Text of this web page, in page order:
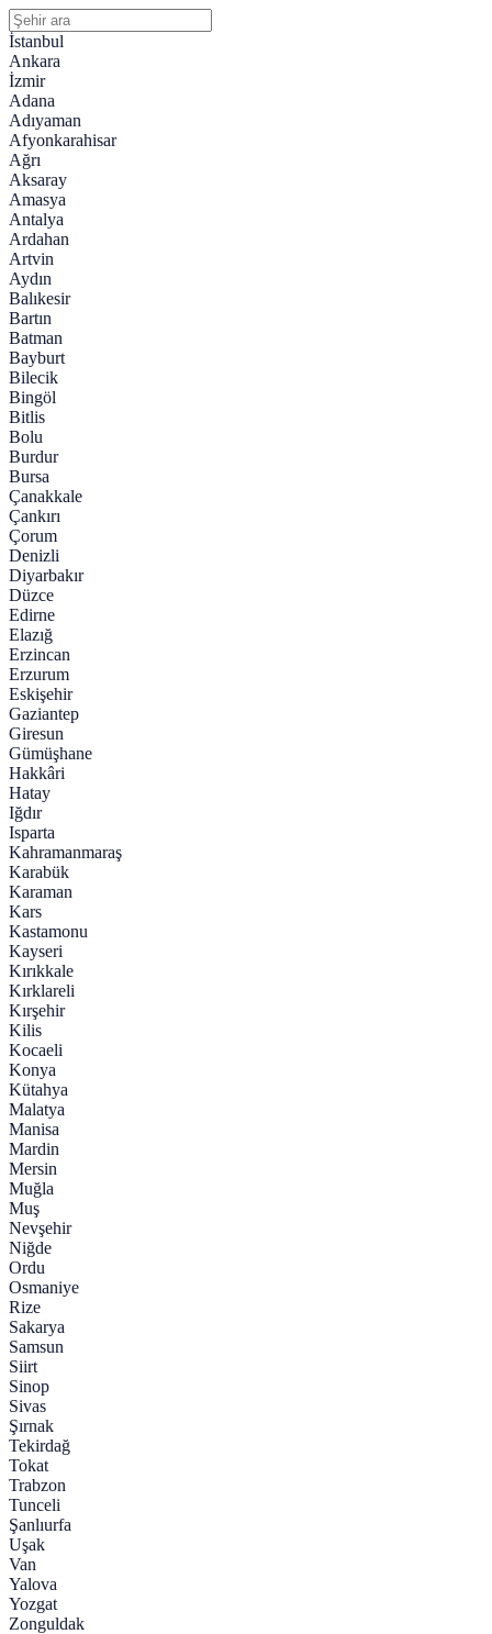
İstanbul
Ankara
İzmir
Adana
Adıyaman
Afyonkarahisar
Ağrı
Aksaray
Amasya
Antalya
Ardahan
Artvin
Aydın
Balıkesir
Bartın
Batman
Bayburt
Bilecik
Bingöl
Bitlis
Bolu
Burdur
Bursa
Çanakkale
Çankırı
Çorum
Denizli
Diyarbakır
Düzce
Edirne
Elazığ
Erzincan
Erzurum
Eskişehir
Gaziantep
Giresun
Gümüşhane
Hakkâri
Hatay
Iğdır
Isparta
Kahramanmaraş
Karabük
Karaman
Kars
Kastamonu
Kayseri
Kırıkkale
Kırklareli
Kırşehir
Kilis
Kocaeli
Konya
Kütahya
Malatya
Manisa
Mardin
Mersin
Muğla
Muş
Nevşehir
Niğde
Ordu
Osmaniye
Rize
Sakarya
Samsun
Siirt
Sinop
Sivas
Şırnak
Tekirdağ
Tokat
Trabzon
Tunceli
Şanlıurfa
Uşak
Van
Yalova
Yozgat
Zonguldak